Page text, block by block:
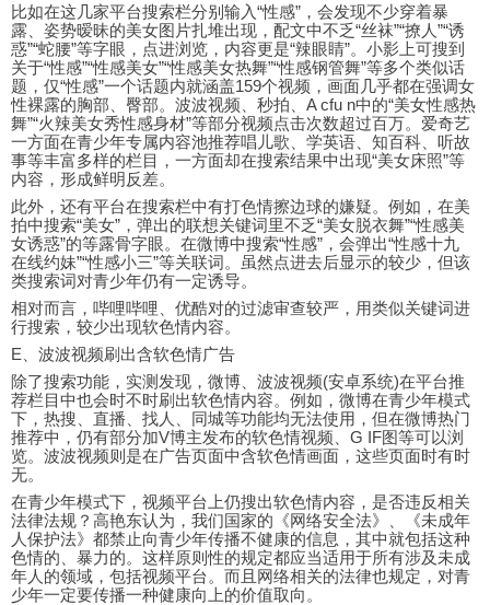
比如在这几家平台搜索栏分别输入“性感”，会发现不少穿着暴
露、姿势暧昧的美女图片扎堆出现，配文中不乏“丝袜”“撩人”“诱
惑”“蛇腰”等字眼，点进浏览，内容更是“辣眼睛”。小影上可搜到
关于“性感”“性感美女”“性感美女热舞”“性感钢管舞”等多个类似话
题，仅“性感”一个话题内就涵盖159个视频，画面几乎都在强调女
性裸露的胸部、臀部。波波视频、秒拍、A cfu n中的“美女性感热
舞”“火辣美女秀性感身材”等部分视频点击次数超过百万。爱奇艺
一方面在青少年专属内容池推荐唱儿歌、学英语、知百科、听故
事等丰富多样的栏目，一方面却在搜索结果中出现“美女床照”等
内容，形成鲜明反差。
此外，还有平台在搜索栏中有打色情擦边球的嫌疑。例如，在美
拍中搜索“美女”，弹出的联想关键词里不乏“美女脱衣舞”“性感美
女诱惑”的等露骨字眼。在微博中搜索“性感”，会弹出“性感十九
在线约妹”“性感小三”等关联词。虽然点进去后显示的较少，但该
类搜索词对青少年仍有一定诱导。
相对而言，哔哩哔哩、优酷对的过滤审查较严，用类似关键词进
行搜索，较少出现软色情内容。
E、波波视频刷出含软色情广告
除了搜索功能，实测发现，微博、波波视频(安卓系统)在平台推
荐栏目中也会时不时刷出软色情内容。例如，微博在青少年模式
下，热搜、直播、找人、同城等功能均无法使用，但在微博热门
推荐中，仍有部分加V博主发布的软色情视频、G IF图等可以浏
览。波波视频则是在广告页面中含软色情画面，这些页面时有时
无。
在青少年模式下，视频平台上仍搜出软色情内容，是否违反相关
法律法规？高艳东认为，我们国家的《网络安全法》、《未成年
人保护法》都禁止向青少年传播不健康的信息，其中就包括这种
色情的、暴力的。这样原则性的规定都应当适用于所有涉及未成
年人的领域，包括视频平台。而且网络相关的法律也规定，对青
少年一定要传播一种健康向上的价值取向。